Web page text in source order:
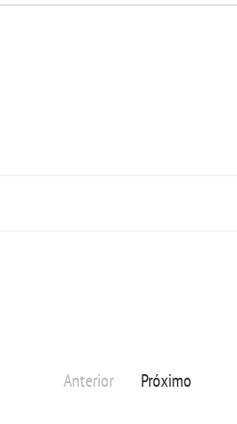
Anterior Próximo